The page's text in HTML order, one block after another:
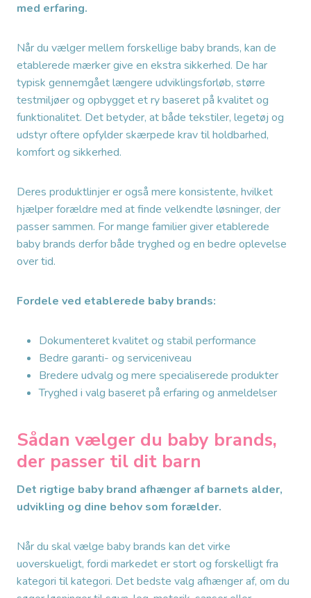
med erfaring.
Når du vælger mellem forskellige baby brands, kan de
etablerede mærker give en ekstra sikkerhed. De har
typisk gennemgået længere udviklingsforløb, større
testmiljøer og opbygget et ry baseret på kvalitet og
funktionalitet. Det betyder, at både tekstiler, legetøj og
udstyr oftere opfylder skærpede krav til holdbarhed,
komfort og sikkerhed.
Deres produktlinjer er også mere konsistente, hvilket
hjælper forældre med at finde velkendte løsninger, der
passer sammen. For mange familier giver etablerede
baby brands derfor både tryghed og en bedre oplevelse
over tid.
Fordele ved etablerede baby brands:
Dokumenteret kvalitet og stabil performance
Bedre garanti- og serviceniveau
Bredere udvalg og mere specialiserede produkter
Tryghed i valg baseret på erfaring og anmeldelser
Sådan vælger du baby brands,
der passer til dit barn
Det rigtige baby brand afhænger af barnets alder,
udvikling og dine behov som forælder.
Når du skal vælge baby brands kan det virke
uoverskueligt, fordi markedet er stort og forskelligt fra
kategori til kategori. Det bedste valg afhænger af, om du